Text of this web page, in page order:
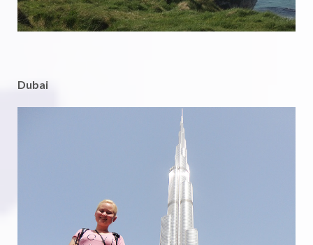
Dubai